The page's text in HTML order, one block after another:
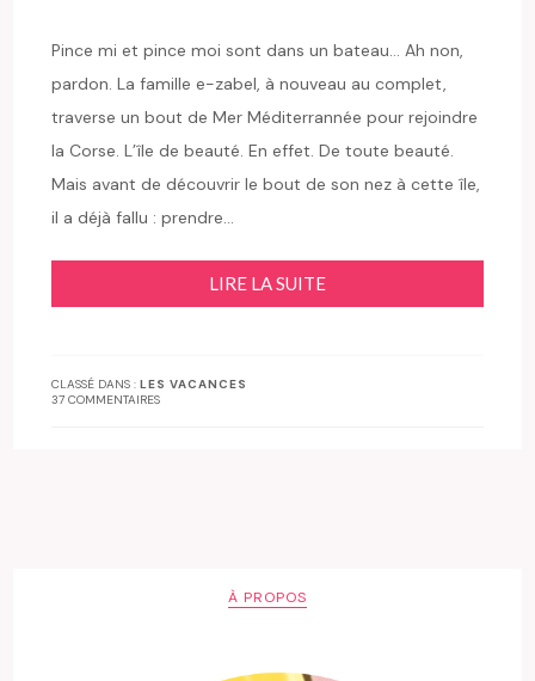
Pince mi et pince moi sont dans un bateau… Ah non,
pardon. La famille e-zabel, à nouveau au complet,
traverse un bout de Mer Méditerrannée pour rejoindre
la Corse. L’île de beauté. En effet. De toute beauté.
Mais avant de découvrir le bout de son nez à cette île,
il a déjà fallu : prendre…
LIRE LA SUITE
CLASSÉ DANS :LES VACANCES
37 COMMENTAIRES
À PROPOS